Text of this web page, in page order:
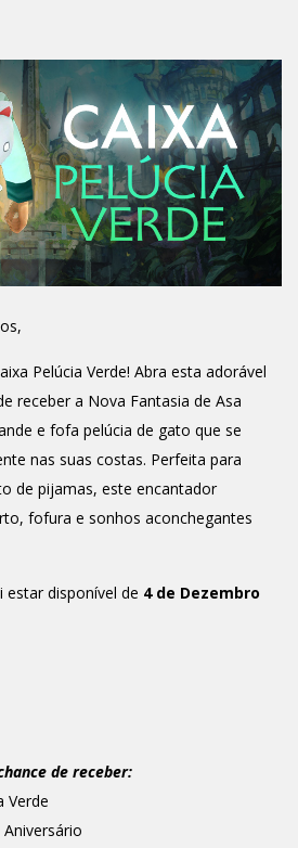
Pelúcia Verde! Abra esta adorável
receber a Nova Fantasia de Asa
e fofa pelúcia de gato que se
nas suas costas. Perfeita para
de pijamas, este encantador
fofura e sonhos aconchegantes
estar disponível de 4 de Dezembro
de receber:
Verde